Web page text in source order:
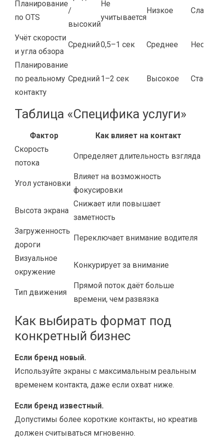
Планирование
по OTS
/
высокий
Не
учитывается
Низкое
Учёт скорости
и угла обзора
Средний0,5–1 сек Среднее
Планирование
по реальному
контакту
Средний1–2 сек Высокое
Таблица «Специфика услуги»
Фактор
Как влияет на контакт
Скорость
потока
Определяет длительность взгляда
Угол установки
Влияет на возможность
фокусировки
Высота экрана
Снижает или повышает
заметность
Загруженность
дороги
Переключает внимание водителя
Визуальное
окружение
Конкурирует за внимание
Тип движения
Прямой поток даёт больше
времени, чем развязка
Как выбирать формат под
конкретный бизнес
Если бренд новый.
Используйте экраны с максимальным реальным
временем контакта, даже если охват ниже.
Если бренд известный.
Допустимы более короткие контакты, но креатив
должен считываться мгновенно.